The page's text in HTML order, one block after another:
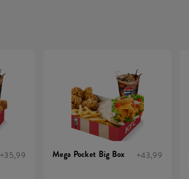
+35,99 Mega Pocket Big Box +43,99